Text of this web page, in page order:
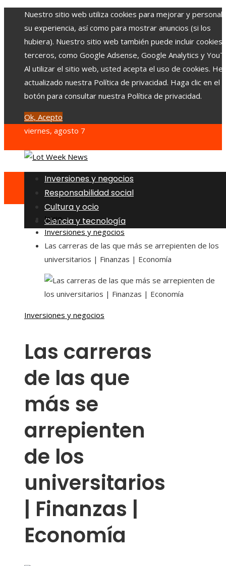
Nuestro sitio web utiliza cookies para mejorar y
su experiencia, así como para mostrar anuncios (si los
hubiera). Nuestro sitio web también puede incluir cookies
terceros, como Google Adsense, Google Analytics y
Al utilizar el sitio web, usted acepta el uso de cookies.
actualizado nuestra Política de privacidad. Haga clic en el
botón para consultar nuestra Política de privacidad.
Ok, Acepto
viernes, agosto 7
Inversiones y negocios
Responsabilidad social
Cultura y ocio
Ciencia y tecnología
Inicio
Inversiones y negocios
Las carreras de las que más se arrepienten de los
universitarios | Finanzas | Economía
Inversiones y negocios
Las carreras
de las que
más se
arrepienten
de los
universitarios
| Finanzas |
Economía